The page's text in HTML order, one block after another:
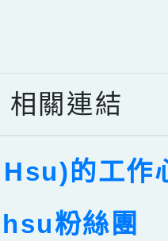
相關連結
的工作
粉絲團